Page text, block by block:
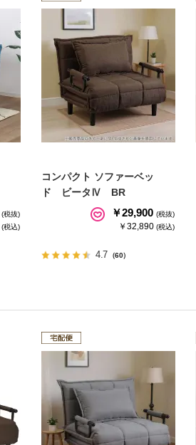
(税抜)
(税込)
コンパクト ソファーベッ
ド ビータⅣ BR
￥29,900 (税抜)
￥32,890 (税込)
4.7 （60）